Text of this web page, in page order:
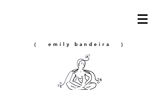
( emily bandeira )